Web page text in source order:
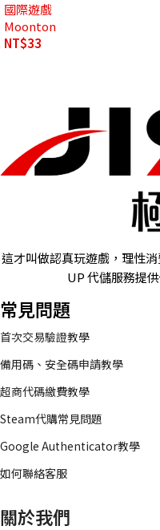
國際遊戲
Moonton
NT$33
這才叫做認真玩遊戲，理性
UP 代儲服務提
常見問題
首次交易驗證教學
備用碼、安全碼申請教學
超商代碼繳費教學
Steam代購常見問題
Google Authenticator教學
如何聯絡客服
關於我們